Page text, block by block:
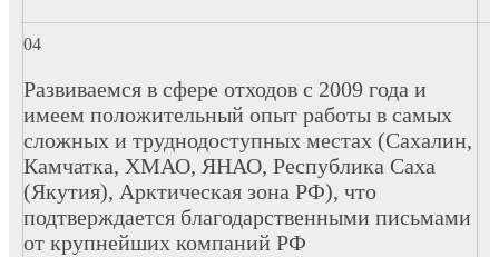
Развиваемся в сфере отходов с 2009 года и
имеем положительный опыт работы в самых
сложных и труднодоступных местах (Сахалин,
Камчатка, ХМАО, ЯНАО, Республика Саха
(Якутия), Арктическая зона РФ), что
подтверждается благодарственными письмами
от крупнейших компаний РФ